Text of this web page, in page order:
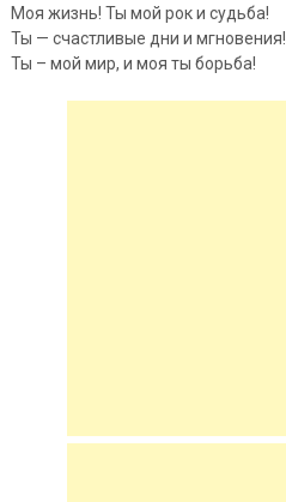
Моя жизнь! Ты мой рок и судьба!
Ты — счастливые дни и мгновения!
Ты – мой мир, и моя ты борьба!